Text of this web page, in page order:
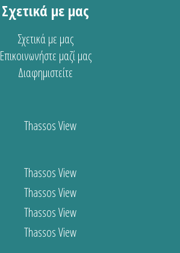
Σχετικά με μας
Σχετικά με μας
Επικοινωνήστε μαζί μας
Διαφημιστείτε